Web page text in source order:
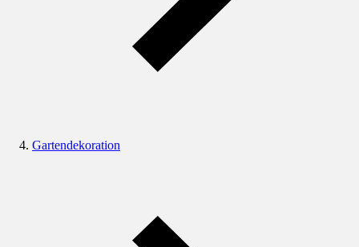
Gartendekoration